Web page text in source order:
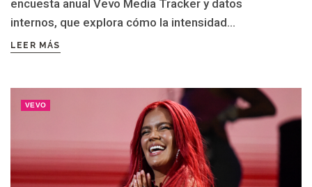
encuesta anual Vevo Media Tracker y datos
internos, que explora cómo la intensidad...
LEER MÁS
VEVO